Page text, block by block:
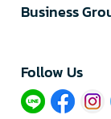
Business
Follow Us​